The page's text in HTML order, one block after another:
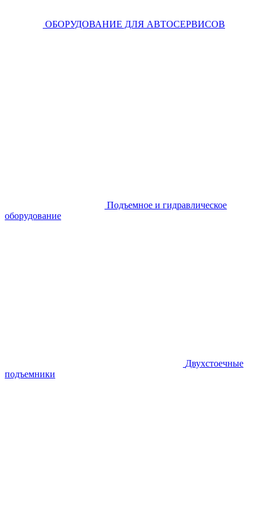
ОБОРУДОВАНИЕ ДЛЯ АВТОСЕРВИСОВ
Подъемное и гидравлическое
оборудование
Двухстоечные
подъемники